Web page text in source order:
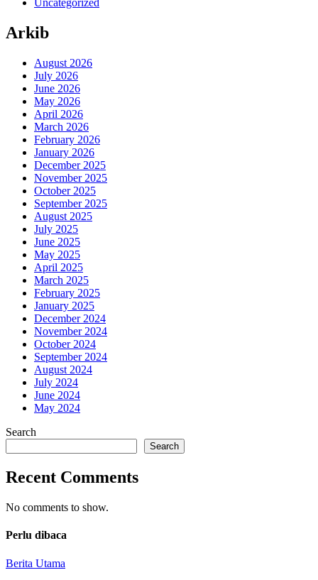
Uncategorized
Arkib
August 2026
July 2026
June 2026
May 2026
April 2026
March 2026
February 2026
January 2026
December 2025
November 2025
October 2025
September 2025
August 2025
July 2025
June 2025
May 2025
April 2025
March 2025
February 2025
January 2025
December 2024
November 2024
October 2024
September 2024
August 2024
July 2024
June 2024
May 2024
Search
Search
Recent Comments
No comments to show.
Perlu dibaca
Berita Utama